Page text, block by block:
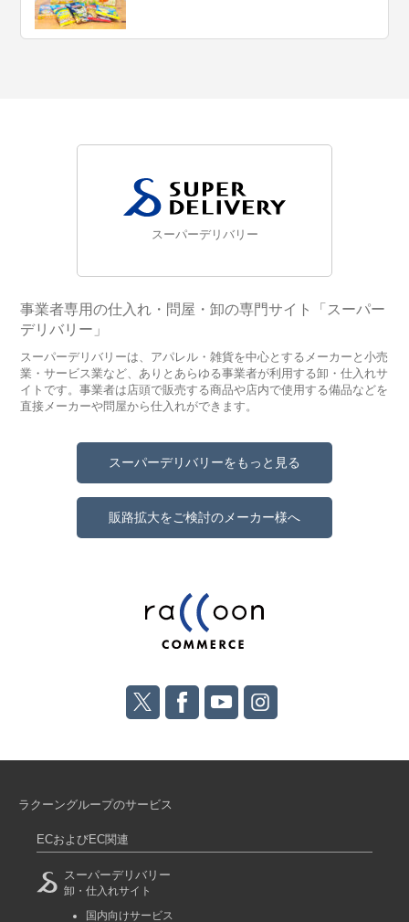
スーパーデリバリー
事業者専用の仕入れ・問屋・卸の専門サイト「スーパー
デリバリー」
スーパーデリバリーは、アパレル・雑貨を中心とするメーカーと小売
業・サービス業など、ありとあらゆる事業者が利用する卸・仕入れサ
イトです。事業者は店頭で販売する商品や店内で使用する備品などを
直接メーカーや問屋から仕入れができます。
スーパーデリバリーをもっと見る
販路拡大をご検討のメーカー様へ
ラクーングループのサービス
ECおよびEC関連
スーパーデリバリー
卸・仕入れサイト
国内向けサービス